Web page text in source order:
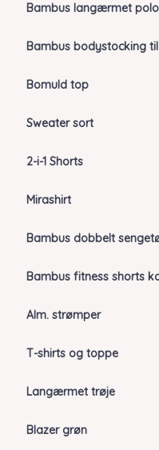
Bambus langærmet
Bambus bodystocking
Bomuld top
Sweater sort
2-i-1 Shorts
Mirashirt
Bambus dobbelt
Bambus fitness shorts
Alm. strømper
T-shirts og toppe
Langærmet trøje
Blazer grøn